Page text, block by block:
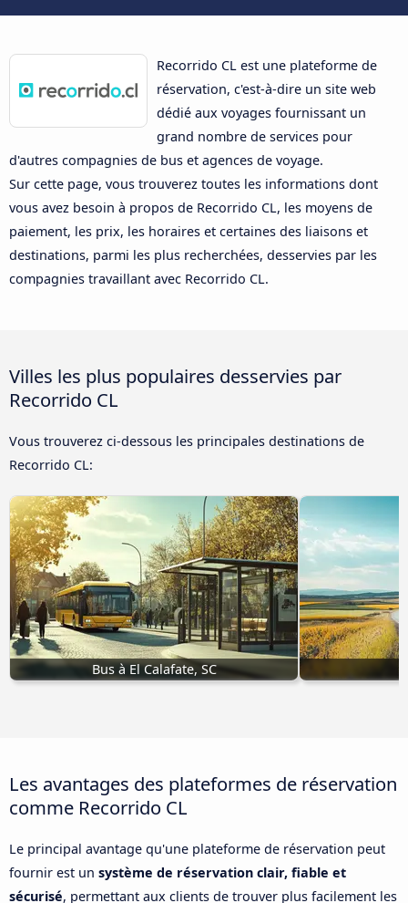
Recorrido CL est une plateforme de
réservation, c'est-à-dire un site web
dédié aux voyages fournissant un
grand nombre de services pour
d'autres compagnies de bus et agences de voyage.
Sur cette page, vous trouverez toutes les informations dont
vous avez besoin à propos de Recorrido CL, les moyens de
paiement, les prix, les horaires et certaines des liaisons et
destinations, parmi les plus recherchées, desservies par les
compagnies travaillant avec Recorrido CL.
Villes les plus populaires desservies par
Recorrido CL
Vous trouverez ci-dessous les principales destinations de
Recorrido CL:
Bus à El Calafate, SC
Les avantages des plateformes de réservation
comme Recorrido CL
Le principal avantage qu'une plateforme de réservation peut
fournir est un système de réservation clair, fiable et
sécurisé, permettant aux clients de trouver plus facilement les